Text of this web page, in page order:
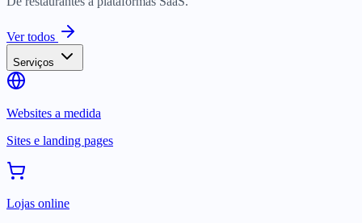
Ver todos
Serviços
Websites a medida
Sites e landing pages
Lojas online